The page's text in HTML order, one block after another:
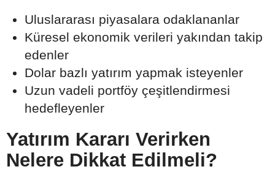
Uluslararası piyasalara odaklananlar
Küresel ekonomik verileri yakından takip
edenler
Dolar bazlı yatırım yapmak isteyenler
Uzun vadeli portföy çeşitlendirmesi
hedefleyenler
Yatırım Kararı Verirken
Nelere Dikkat Edilmeli?